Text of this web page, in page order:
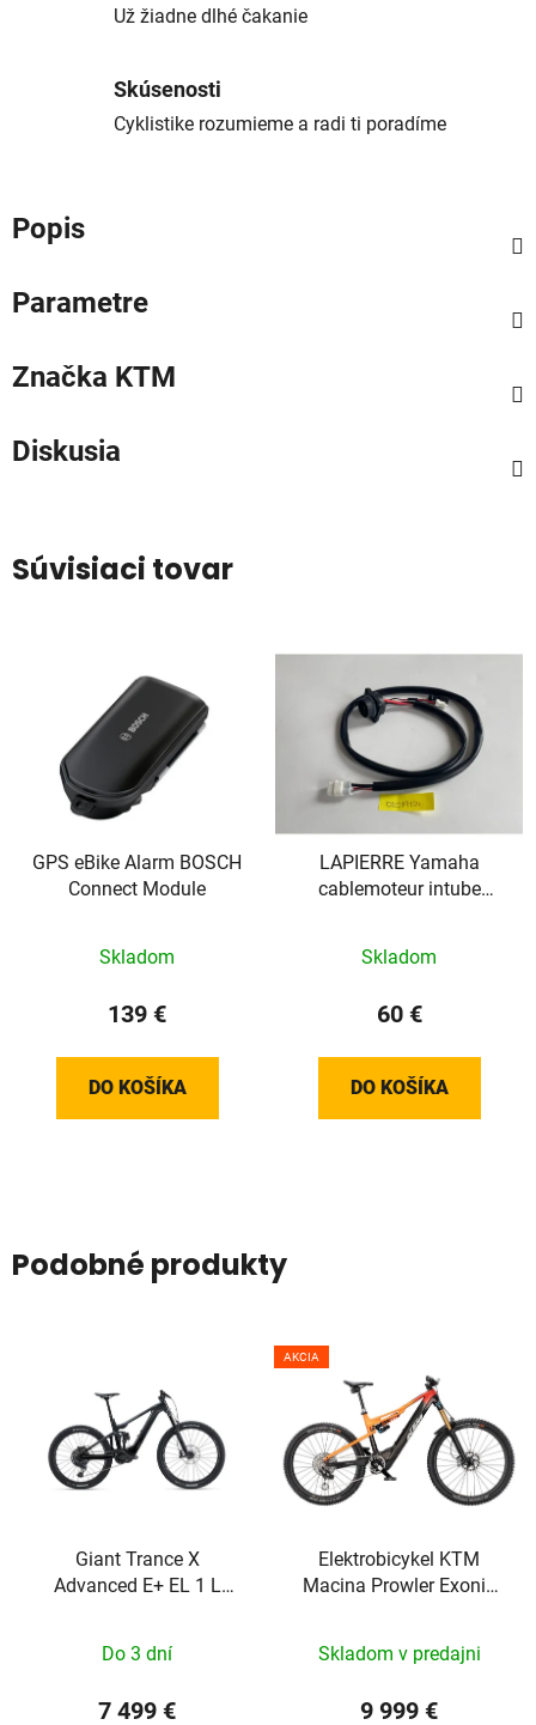
Už žiadne dlhé čakanie
Skúsenosti
Cyklistike rozumieme a radi ti poradíme
Popis
Parametre
Značka KTM
Diskusia
Súvisiaci tovar
GPS eBike Alarm BOSCH
Connect Module
Skladom
139 €
DO KOŠÍKA
LAPIERRE Yamaha
cablemoteur intube
Skladom
60 €
DO KOŠÍKA
Podobné produkty
Giant Trance X
Advanced E+ EL 1 L
Do 3 dní
7 499 €
AKCIA
Elektrobicykel KTM
Macina Prowler Exonic
Skladom v predajni
9 999 €